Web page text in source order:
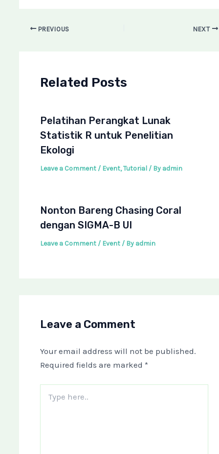
PREVIOUS NEXT
Related Posts
Pelatihan Perangkat Lunak
Statistik R untuk Penelitian
Ekologi
Leave a Comment / Event,Tutorial/ By admin
Nonton Bareng Chasing Coral
dengan SIGMA-B UI
Leave a Comment / Event/ By admin
Leave a Comment
Your email address will not be published.
Required fields are marked *
here..